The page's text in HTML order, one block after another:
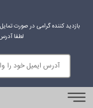
بازدید کننده گرامی در صورت
لطفا